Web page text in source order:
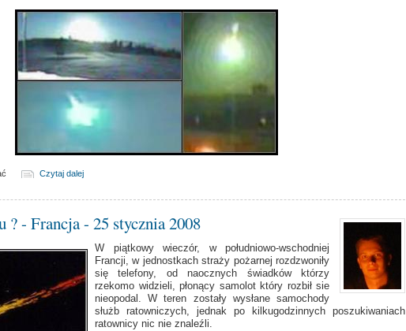
Czytaj dalej
? - Francja - 25 stycznia 2008
W piątkowy wieczór, w południowo-wschodniej
Francji, w jednostkach straży pożarnej rozdzwoniły
się telefony, od naocznych świadków którzy
rzekomo widzieli, płonący samolot który rozbił sie
nieopodal. W teren zostały wysłane samochody
służb ratowniczych, jednak po kilkugodzinnych poszukiwaniach
ratownicy nic nie znaleźli.